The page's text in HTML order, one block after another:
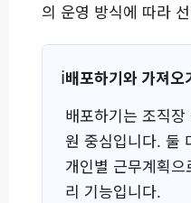
의 운영 방식에 따라
배포하기와 가져오
배포하기는 조직
원 중심입니다. 둘
개인별 근무계획
리 기능입니다.